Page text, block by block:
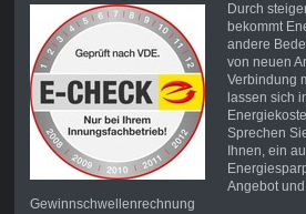
Durch
bekommt
andere
von neuen
Verbindung
lassen sich
Sprechen
Ihnen, ein
Angebot und
Gewinnschwellenrechnung